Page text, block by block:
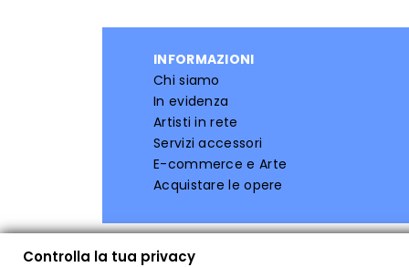
INFORMAZIONI
Chi siamo
In evidenza
Artisti in rete
Servizi accessori
E-commerce e Arte
Acquistare le opere
Controlla la tua privacy
Controlla la tua privacy